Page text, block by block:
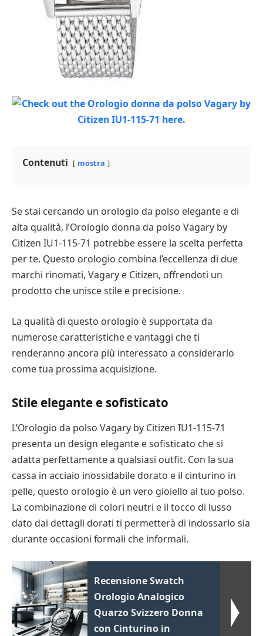
Contenuti mostra
Se stai cercando un orologio da polso elegante e di
alta qualità, l’Orologio donna da polso Vagary by
Citizen IU1-115-71 potrebbe essere la scelta perfetta
per te. Questo orologio combina l’eccellenza di due
marchi rinomati, Vagary e Citizen, offrendoti un
prodotto che unisce stile e precisione.
La qualità di questo orologio è supportata da
numerose caratteristiche e vantaggi che ti
renderanno ancora più interessato a considerarlo
come tua prossima acquisizione.
Stile elegante e sofisticato
L’Orologio da polso Vagary by Citizen IU1-115-71
presenta un design elegante e sofisticato che si
adatta perfettamente a qualsiasi outfit. Con la sua
cassa in acciaio inossidabile dorato e il cinturino in
pelle, questo orologio è un vero gioiello al tuo polso.
La combinazione di colori neutri e il tocco di lusso
dato dai dettagli dorati ti permetterà di indossarlo sia
durante occasioni formali che informali.
Recensione Swatch
Orologio Analogico
Quarzo Svizzero Donna
con Cinturino in